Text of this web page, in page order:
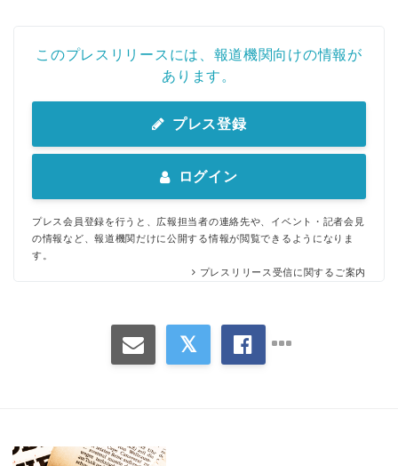
このプレスリリースには、報道機関向けの情報が
あります。
プレス登録
ログイン
プレス会員登録を行うと、広報担当者の連絡先や、イベント・記者会見
の情報など、報道機関だけに公開する情報が閲覧できるようになりま
す。
プレスリリース受信に関するご案内